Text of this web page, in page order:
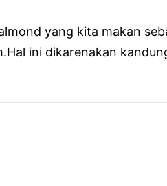
yang kita makan
ini dikarenakan